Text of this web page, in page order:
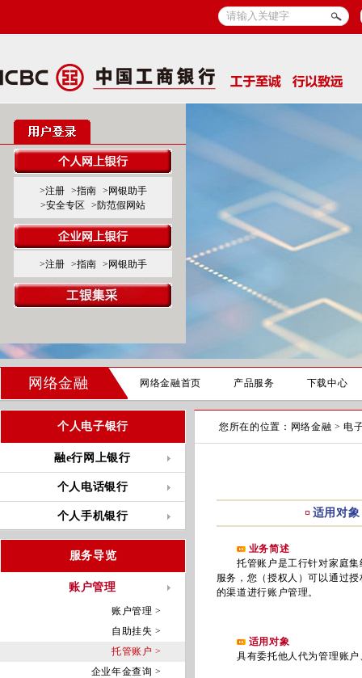
>注册 >指南
>网银助手
>安全专区
>防范假网站
>注册 >指南 >网银助手
网络金融 网络金融首页 产品服务 下载中心
个人电子银行
融e行网上银行
个人电话银行
个人手机银行
服务导览
账户管理
账户管理 >
自助挂失 >
托管账户 >
企业年金查询 >
您所在的位置： 网络金融 >电
适用对象
业务简述
托管账户是工行针对家庭集
服务，您（授权人）可以通过
的渠道进行账户管理。
适用对象
具有委托他人代为管理账户